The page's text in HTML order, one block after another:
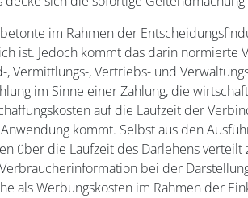
betonte im Rahmen der
ist. Jedoch kommt das darin normierte
, Vermittlungs-, Vertriebs- und
im Sinne einer Zahlung, die
auf die Laufzeit der
kommt. Selbst aus den
über die Laufzeit des Darlehens
bei der
als Werbungskosten im Rahmen der